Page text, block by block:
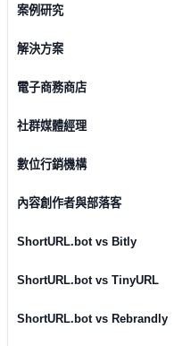
案例研究
解決方案
電子商務商店
社群媒體經理
數位行銷機構
內容創作者與部落客
ShortURL.bot vs Bitly
ShortURL.bot vs TinyURL
ShortURL.bot vs Rebrandly